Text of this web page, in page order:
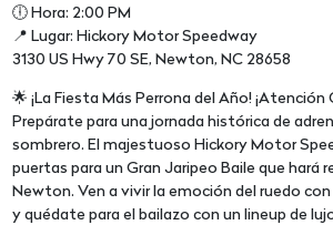
🕕 Hora: 2:00 PM
📍 Lugar: Hickory Motor Speedway
3130 US Hwy 70 SE, Newton, NC 28658
🌟 ¡La Fiesta Más Perrona del Año!
Prepárate para una jornada histórica de
sombrero. El majestuoso Hickory Motor
puertas para un Gran Jaripeo Baile que hará
Newton. Ven a vivir la emoción del ruedo
y quédate para el bailazo con un lineup de